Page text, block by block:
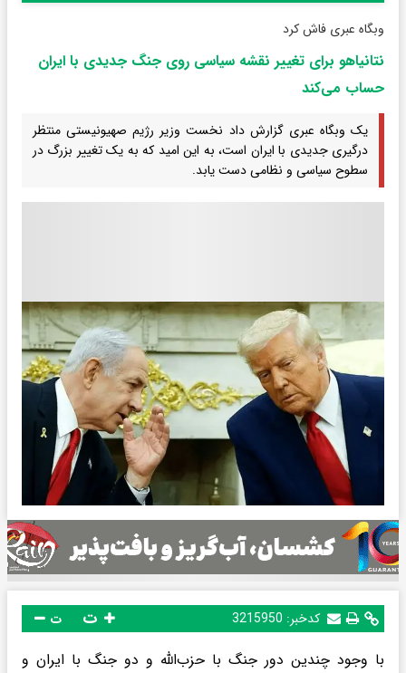
وبگاه عبری فاش کرد
نتانیاهو برای تغییر نقشه سیاسی روی جنگ جدیدی با ایران
حساب می‌کند
یک وبگاه عبری گزارش داد نخست وزیر رژیم صهیونیستی منتظر
درگیری جدیدی با ایران است، به این امید که به یک تغییر بزرگ در
سطوح سیاسی و نظامی دست یابد.
کدخبر: 3215950 ت
با وجود چندین دور جنگ با حزب‌الله و دو جنگ با ایران و